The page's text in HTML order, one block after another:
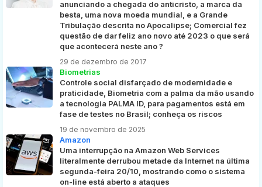
anunciando a chegada do anticristo, a marca da
besta, uma nova moeda mundial, e a Grande
Tribulação descrita no Apocalipse; Comercial fez
questão de dar feliz ano novo até 2023 o que será
que acontecerá neste ano ?
29 de dezembro de 2017
Biometrias
Controle social disfarçado de modernidade e
praticidade, Biometria com a palma da mão usando
a tecnologia PALMA ID, para pagamentos está em
fase de testes no Brasil; conheça os riscos
19 de novembro de 2025
Amazon
Uma interrupção na Amazon Web Services
literalmente derrubou metade da Internet na última
segunda-feira 20/10, mostrando como o sistema
on-line está aberto a ataques